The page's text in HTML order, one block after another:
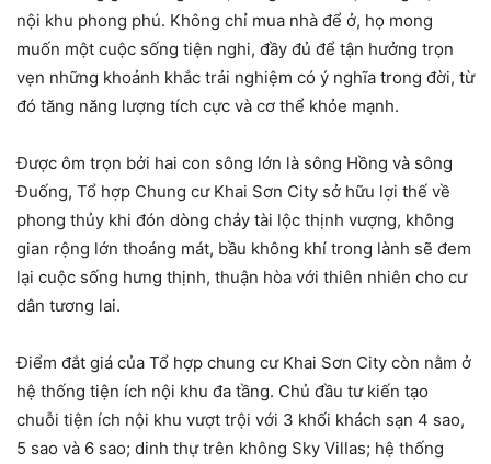
nội khu phong phú. Không chỉ mua nhà để ở, họ mong
muốn một cuộc sống tiện nghi, đầy đủ để tận hưởng trọn
vẹn những khoảnh khắc trải nghiệm có ý nghĩa trong đời, từ
đó tăng năng lượng tích cực và cơ thể khỏe mạnh.
Được ôm trọn bởi hai con sông lớn là sông Hồng và sông
Đuống, Tổ hợp Chung cư Khai Sơn City sở hữu lợi thế về
phong thủy khi đón dòng chảy tài lộc thịnh vượng, không
gian rộng lớn thoáng mát, bầu không khí trong lành sẽ đem
lại cuộc sống hưng thịnh, thuận hòa với thiên nhiên cho cư
dân tương lai.
Điểm đắt giá của Tổ hợp chung cư Khai Sơn City còn nằm ở
hệ thống tiện ích nội khu đa tầng. Chủ đầu tư kiến tạo
chuỗi tiện ích nội khu vượt trội với 3 khối khách sạn 4 sao,
5 sao và 6 sao; dinh thự trên không Sky Villas; hệ thống